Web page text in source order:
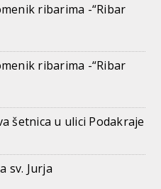
ribarima -“Ribar
ribarima -“Ribar
šetnica u ulici Podakraje
sv. Jurja